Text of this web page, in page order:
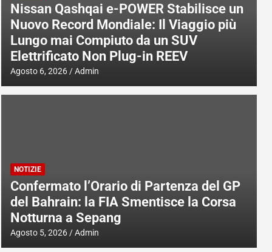
Nissan Qashqai e-POWER Stabilisce un
Nuovo Record Mondiale: Il Viaggio più
Lungo mai Compiuto da un SUV
Elettrificato Non Plug-in REEV
Agosto 6, 2026 Admin
NOTIZIE
Confermato l’Orario di Partenza del GP
del Bahrain: la FIA Smentisce la Corsa
Notturna a Sepang
Agosto 5, 2026 Admin